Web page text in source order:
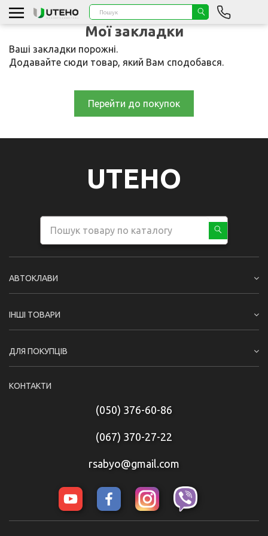
Мої закладки
Ваші закладки порожні.
Додавайте сюди товар, який Вам сподобався.
Перейти до покупок
UTEHO
АВТОКЛАВИ
ІНШІ ТОВАРИ
ДЛЯ ПОКУПЦІВ
КОНТАКТИ
(050) 376-60-86
(067) 370-27-22
rsabyo@gmail.com